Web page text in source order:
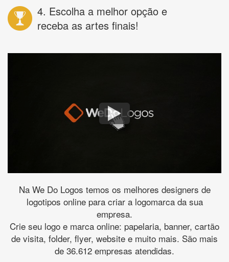
4. Escolha a melhor opção e
receba as artes finais!
Na We Do Logos temos os melhores designers de
logotipos online para criar a logomarca da sua
empresa.
Crie seu logo e marca online: papelaria, banner, cartão
de visita, folder, flyer, website e muito mais. São mais
de 36.612 empresas atendidas.